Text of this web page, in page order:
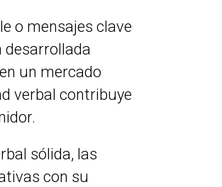
o mensajes clave
desarrollada
un mercado
verbal contribuye
sólida, las
con su